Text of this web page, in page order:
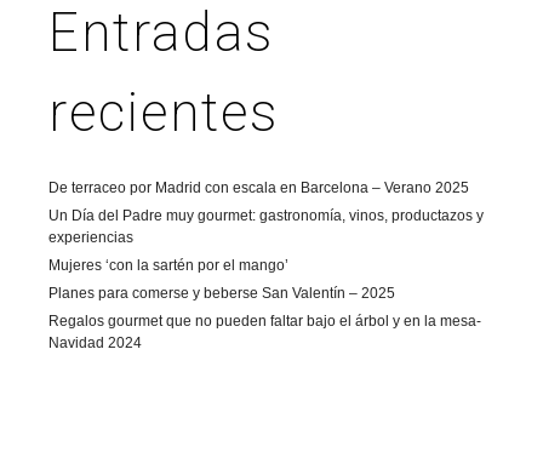
Entradas
recientes
De terraceo por Madrid con escala en Barcelona – Verano 2025
Un Día del Padre muy gourmet: gastronomía, vinos, productazos y
experiencias
Mujeres ‘con la sartén por el mango’
Planes para comerse y beberse San Valentín – 2025
Regalos gourmet que no pueden faltar bajo el árbol y en la mesa-
Navidad 2024